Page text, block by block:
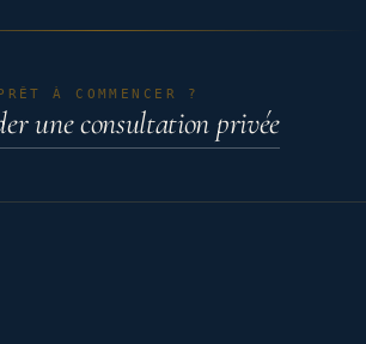
À COMMENCER ?
une consultation privée